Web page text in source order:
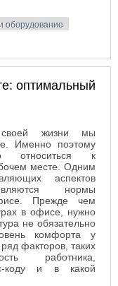
оборудование
оптимальный
жизни мы
Именно поэтому
относиться к
месте. Одним
аспектов
нормы
Прежде чем
в офисе, нужно
не обязательно
комфорта у
факторов, таких
работника,
коду и в какой